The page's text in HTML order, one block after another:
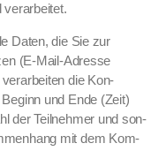
ver­ar­beit­et.
Dat­en, die Sie zur
(E‑Mail-Adresse
ver­ar­beit­en die Kon­
und Ende (Zeit)
der Teil­nehmer und son­
mit dem Kom­